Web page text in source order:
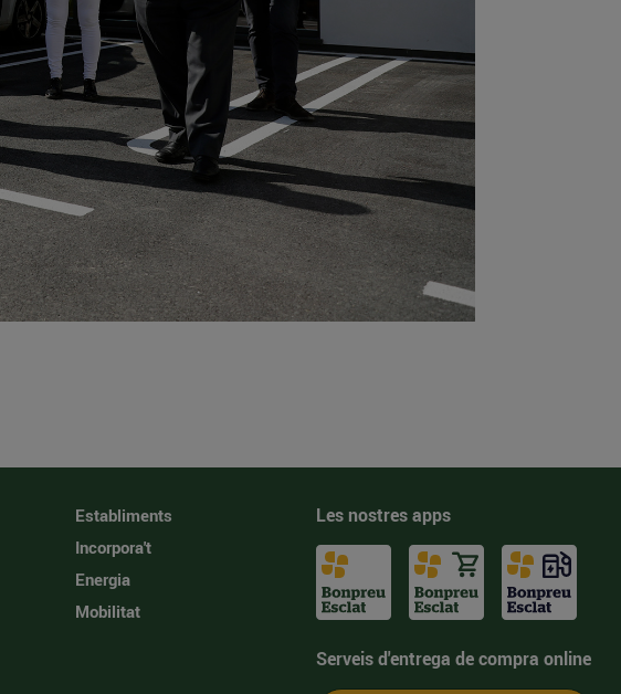
Establiments
Incorpora't
Energia
Mobilitat
Les nostres apps
Serveis d'entrega de compra online